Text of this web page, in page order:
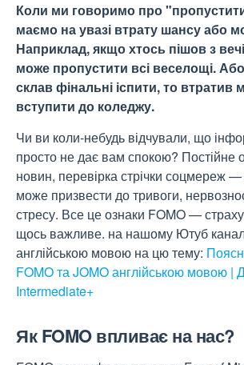
Коли ми говоримо про
маємо на увазі втрату шансу або
Наприклад, якщо хтось пішов з
може пропустити всі веселощі.
склав фінальні іспити, то втратив
вступити до коледжу.
Чи ви коли-небудь відчували, що
просто не дає вам спокою? Постійне
новин, перевірка стрічки соцмереж
може призвести до тривоги,
стресу. Все це ознаки FOMO —
щось важливе. на нашому Ютуб
англійською мовою на цю тему:
FOMO та JOMO англійською мовою |
Intermediate+
Як FOMO впливає на нас?